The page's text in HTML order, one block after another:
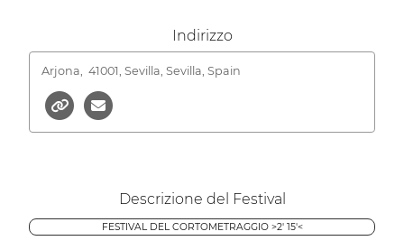
Indirizzo
Arjona, 41001, Sevilla, Sevilla, Spain
Descrizione del Festival
FESTIVAL DEL CORTOMETRAGGIO >2' 15'<